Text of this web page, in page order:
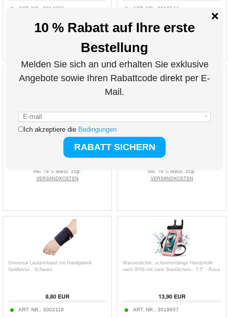
ART. NR.: 3014855
VERSANDKOSTEN
ART. NR.: 3018544
VERSANDKOSTEN
Tech-Protect IPX8 Pro Universal-
Tauchgehäuse 4.7-6.9" - Schwarz / Grau
45,80
inkl. 19 % MwSt. zzgl.
VERSANDKOSTEN
Wasserdichte, schwimmfähige Handyhülle
ART. NR.:3019654
inkl. 19 % MwSt. zzgl.
VERSANDKOSTEN
Universal Laufarmband mit Handgelenk
Geldbörse - Schwarz
8,80EUR
ART. NR.: 3002118
Wasserdichte, schwimmfähige Handyhülle
nach IPX8 mit zwei Staufächern - 7.5" - Rosa
13,90EUR
ART. NR.: 3019657